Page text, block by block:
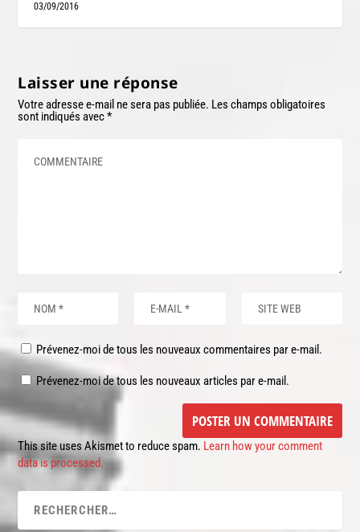
03/09/2016
Laisser une réponse
Votre adresse e-mail ne sera pas publiée. Les champs obligatoires
sont indiqués avec*
Prévenez-moi de tous les nouveaux commentaires par e-mail.
Prévenez-moi de tous les nouveaux articles par e-mail.
This site uses Akismet to reduce spam. Learn how your comment
data is processed.